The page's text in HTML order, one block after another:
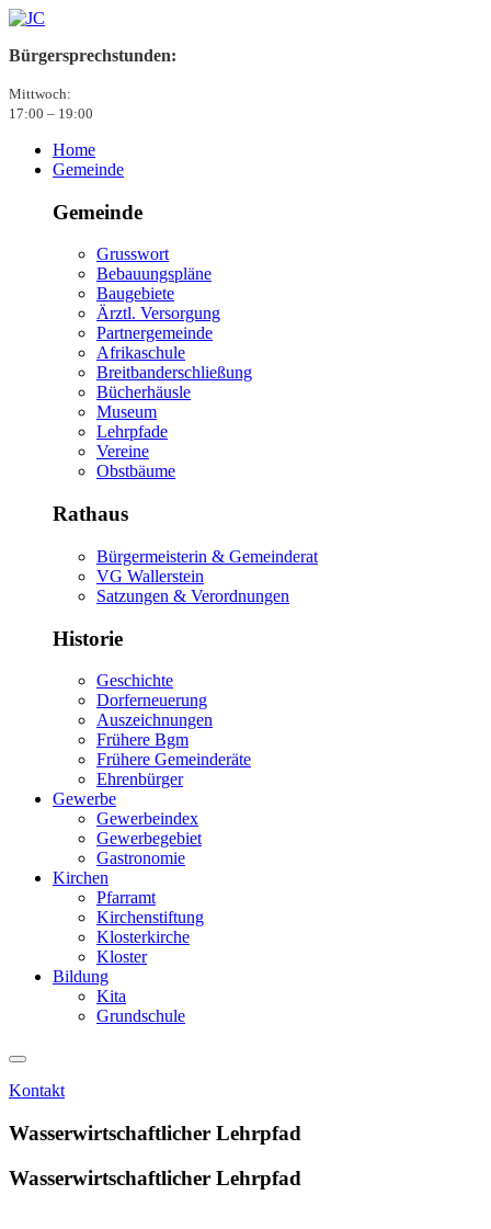
Bürgersprechstunden:
Mittwoch:
17:00 – 19:00
Home
Gemeinde
Gemeinde
Grusswort
Bebauungspläne
Baugebiete
Ärztl. Versorgung
Partnergemeinde
Afrikaschule
Breitbanderschließung
Bücherhäusle
Museum
Lehrpfade
Vereine
Obstbäume
Rathaus
Bürgermeisterin & Gemeinderat
VG Wallerstein
Satzungen & Verordnungen
Historie
Geschichte
Dorferneuerung
Auszeichnungen
Frühere Bgm
Frühere Gemeinderäte
Ehrenbürger
Gewerbe
Gewerbeindex
Gewerbegebiet
Gastronomie
Kirchen
Pfarramt
Kirchenstiftung
Klosterkirche
Kloster
Bildung
Kita
Grundschule
Kontakt
Wasserwirtschaftlicher Lehrpfad
Wasserwirtschaftlicher Lehrpfad